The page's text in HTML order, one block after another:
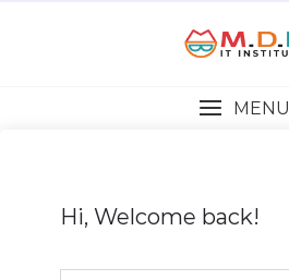
MENU
Hi, Welcome back!